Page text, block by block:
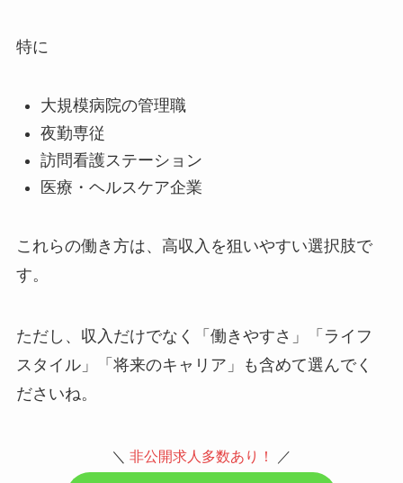
特に
大規模病院の管理職
夜勤専従
訪問看護ステーション
医療・ヘルスケア企業
これらの働き方は、高収入を狙いやすい選択肢で
す。
ただし、収入だけでなく「働きやすさ」「ライフ
スタイル」「将来のキャリア」も含めて選んでく
ださいね。
＼ 非公開求人多数あり！ ／